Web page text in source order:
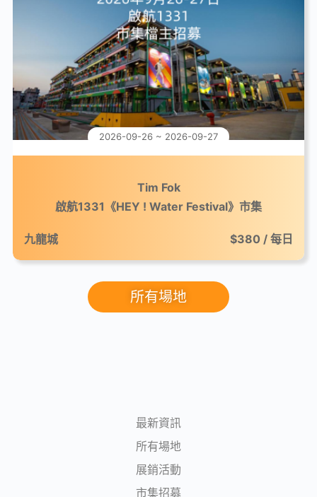
2026-09-26 ~ 2026-09-27
Tim Fok
啟航1331《HEY ! Water Festival》市集
九龍城 $380 / 每日
所有場地
最新資訊
所有場地
展銷活動
市集招募